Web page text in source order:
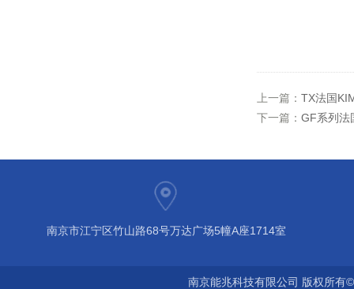
上一篇： TX法国
下一篇： GF系列法
南京市江宁区竹山路68号万达广场5幢A座1714室
南京能兆科技有限公司 版权所有